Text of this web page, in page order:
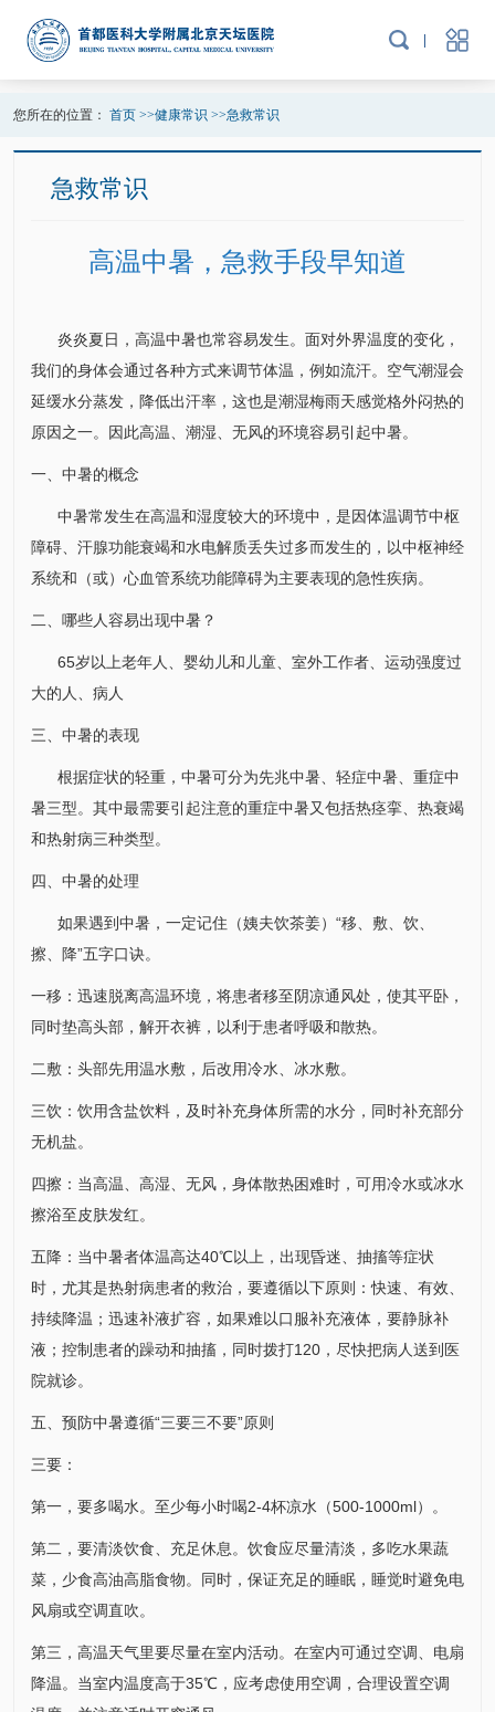
您所在的位置： 首页>>健康常识 >>急救常识
急救常识
高温中暑，急救手段早知道
炎炎夏日，高温中暑也常容易发生。面对外界温度的变化，
我们的身体会通过各种方式来调节体温，例如流汗。空气潮湿会
延缓水分蒸发，降低出汗率，这也是潮湿梅雨天感觉格外闷热的
原因之一。因此高温、潮湿、无风的环境容易引起中暑。
一、中暑的概念
中暑常发生在高温和湿度较大的环境中，是因体温调节中枢
障碍、汗腺功能衰竭和水电解质丢失过多而发生的，以中枢神经
系统和（或）心血管系统功能障碍为主要表现的急性疾病。
二、哪些人容易出现中暑？
65岁以上老年人、婴幼儿和儿童、室外工作者、运动强度过
大的人、病人
三、中暑的表现
根据症状的轻重，中暑可分为先兆中暑、轻症中暑、重症中
暑三型。其中最需要引起注意的重症中暑又包括热痉挛、热衰竭
和热射病三种类型。
四、中暑的处理
如果遇到中暑，一定记住（姨夫饮茶姜）“移、敷、饮、
擦、降”五字口诀。
一移：迅速脱离高温环境，将患者移至阴凉通风处，使其平卧，
同时垫高头部，解开衣裤，以利于患者呼吸和散热。
二敷：头部先用温水敷，后改用冷水、冰水敷。
三饮：饮用含盐饮料，及时补充身体所需的水分，同时补充部分
无机盐。
四擦：当高温、高湿、无风，身体散热困难时，可用冷水或冰水
擦浴至皮肤发红。
五降：当中暑者体温高达40℃以上，出现昏迷、抽搐等症状
时，尤其是热射病患者的救治，要遵循以下原则：快速、有效、
持续降温；迅速补液扩容，如果难以口服补充液体，要静脉补
液；控制患者的躁动和抽搐，同时拨打120，尽快把病人送到医
院就诊。
五、预防中暑遵循“三要三不要”原则
三要：
第一，要多喝水。至少每小时喝2-4杯凉水（500-1000ml）。
第二，要清淡饮食、充足休息。饮食应尽量清淡，多吃水果蔬
菜，少食高油高脂食物。同时，保证充足的睡眠，睡觉时避免电
风扇或空调直吹。
第三，高温天气里要尽量在室内活动。在室内可通过空调、电扇
降温。当室内温度高于35℃，应考虑使用空调，合理设置空调